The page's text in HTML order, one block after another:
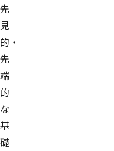
先
見
的・
先
端
的
な
基
礎